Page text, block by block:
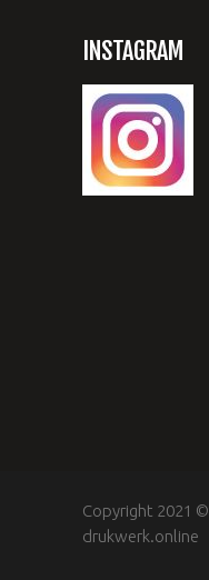
INSTAGRAM
Copyright 2021 ©
drukwerk.online